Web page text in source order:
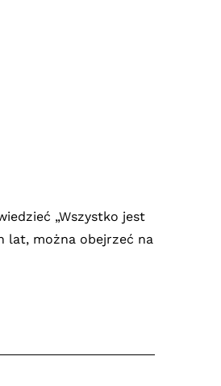
„Wszystko jest
lat, można obejrzeć na